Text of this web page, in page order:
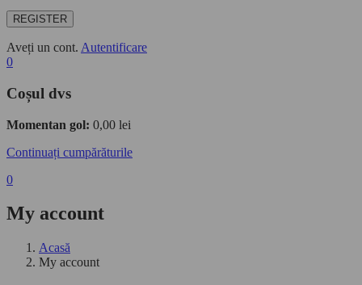
REGISTER
Aveți un cont. Autentificare
0
Coșul dvs
Momentan gol: 0,00 lei
Continuați cumpărăturile
0
My account
Acasă
My account